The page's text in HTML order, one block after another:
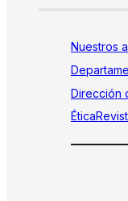
Nuestros
Dirección
Ética